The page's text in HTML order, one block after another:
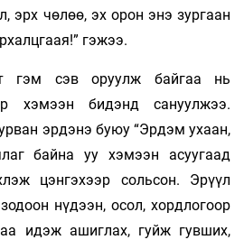
эрх чөлөө, эх орон энэ зургаан
гэжээ.
гэм сэв оруулж байгаа нь
хэмээн бидэнд сануулжээ.
эрдэнэ буюу “Эрдэм ухаан,
байна уу хэмээн асуугаад
цэнгэхээр сольсон. Эрүүл
нүдээн, осол, хордлогоор
идэж ашиглах, гуйж гувших,